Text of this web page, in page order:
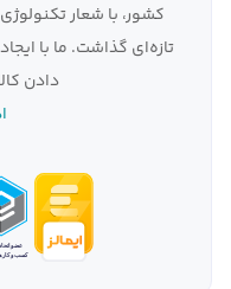
کشور، با شعار
تازه‌ای گذاشت. ما با
دادن